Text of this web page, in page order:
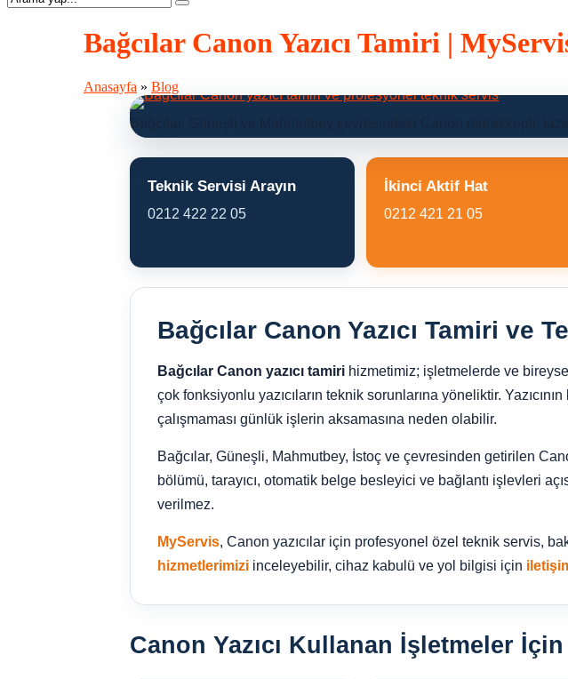
Bağcılar Canon Yazıcı Tamiri |
Anasayfa » Blog
Bağcılar, Güneşli ve Mahmutbey çevresindeki Canon mürekkepli,
Teknik Servisi Arayın
0212 422 22 05
İkinci Aktif Hat
0212 421 21 05
Bağcılar Canon Yazıcı Tamiri ve
Bağcılar Canon yazıcı tamiri hizmetimiz; işletmelerde ve
çok fonksiyonlu yazıcıların teknik sorunlarına yöneliktir.
çalışmaması günlük işlerin aksamasına neden olabilir.
Bağcılar, Güneşli, Mahmutbey, İstoç ve çevresinden getirilen
bölümü, tarayıcı, otomatik belge besleyici ve bağlantı işlevleri
verilmez.
MyServis, Canon yazıcılar için profesyonel özel teknik servis,
hizmetlerimizi inceleyebilir, cihaz kabulü ve yol bilgisi için
Canon Yazıcı Kullanan İşletmeler